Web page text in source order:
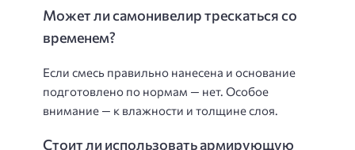
Может ли самонивелир трескаться со
временем?
Если смесь правильно нанесена и основание
подготовлено по нормам — нет. Особое
внимание — к влажности и толщине слоя.
Стоит ли использовать армирующую